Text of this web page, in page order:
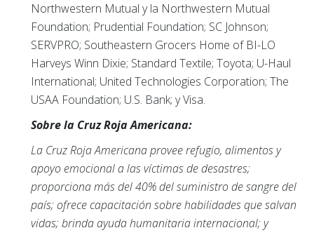
Northwestern Mutual y la Northwestern Mutual
Foundation; Prudential Foundation; SC Johnson;
SERVPRO; Southeastern Grocers Home of BI-LO
Harveys Winn Dixie; Standard Textile; Toyota; U-Haul
International; United Technologies Corporation; The
USAA Foundation; U.S. Bank; y Visa.
Sobre la Cruz Roja Americana:
La Cruz Roja Americana provee refugio, alimentos y
apoyo emocional a las víctimas de desastres;
proporciona más del 40% del suministro de sangre del
país; ofrece capacitación sobre habilidades que salvan
vidas; brinda ayuda humanitaria internacional; y